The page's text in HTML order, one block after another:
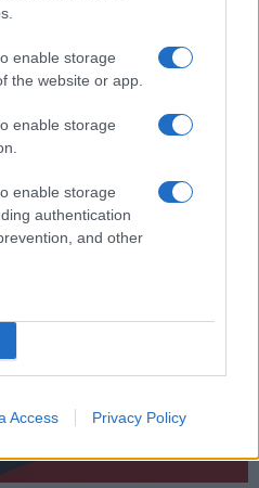
enable storage
the website or app.
enable storage
enable storage
authentication
and other
Access Privacy Policy
Lazio: allerta gialla per
di domani 21 gennaio